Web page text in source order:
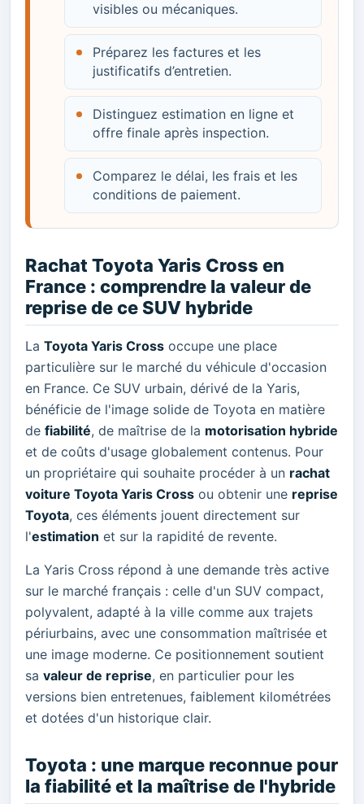
visibles ou mécaniques.
Préparez les factures et les
justificatifs d’entretien.
Distinguez estimation en ligne et
offre finale après inspection.
Comparez le délai, les frais et les
conditions de paiement.
Rachat Toyota Yaris Cross en
France : comprendre la valeur de
reprise de ce SUV hybride
La Toyota Yaris Cross occupe une place
particulière sur le marché du véhicule d'occasion
en France. Ce SUV urbain, dérivé de la Yaris,
bénéficie de l'image solide de Toyota en matière
de fiabilité, de maîtrise de la motorisation hybride
et de coûts d'usage globalement contenus. Pour
un propriétaire qui souhaite procéder à un rachat
voiture Toyota Yaris Cross ou obtenir une reprise
Toyota, ces éléments jouent directement sur
l'estimation et sur la rapidité de revente.
La Yaris Cross répond à une demande très active
sur le marché français : celle d'un SUV compact,
polyvalent, adapté à la ville comme aux trajets
périurbains, avec une consommation maîtrisée et
une image moderne. Ce positionnement soutient
sa valeur de reprise, en particulier pour les
versions bien entretenues, faiblement kilométrées
et dotées d'un historique clair.
Toyota : une marque reconnue pour
la fiabilité et la maîtrise de l'hybride